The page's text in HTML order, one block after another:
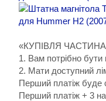
«КУПІВЛЯ
1. Вам потрібно бути
2. Мати доступний
Перший платіж буде
Перший платіж + 3